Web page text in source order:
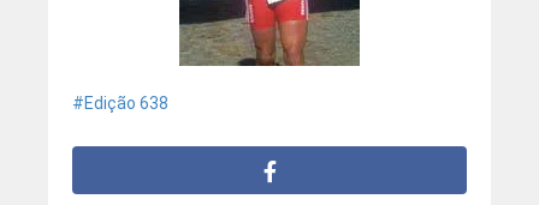
Edição 638